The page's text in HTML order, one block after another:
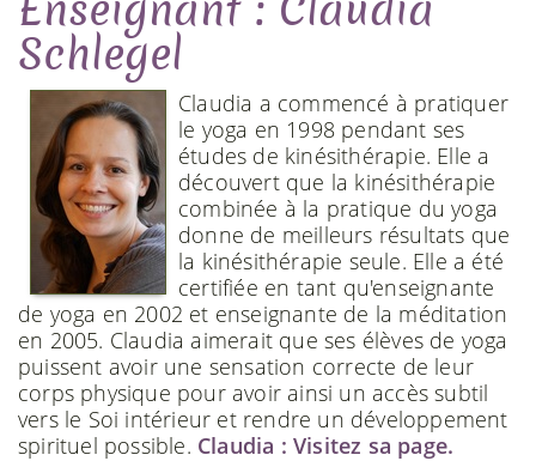
Schlegel
Claudia a commencé à pratiquer
le yoga en 1998 pendant ses
études de kinésithérapie. Elle a
découvert que la kinésithérapie
combinée à la pratique du yoga
donne de meilleurs résultats que
la kinésithérapie seule. Elle a été
certifiée en tant qu'enseignante
de yoga en 2002 et enseignante de la méditation
en 2005. Claudia aimerait que ses élèves de yoga
puissent avoir une sensation correcte de leur
corps physique pour avoir ainsi un accès subtil
vers le Soi intérieur et rendre un développement
spirituel possible. Claudia : Visitez sa page.